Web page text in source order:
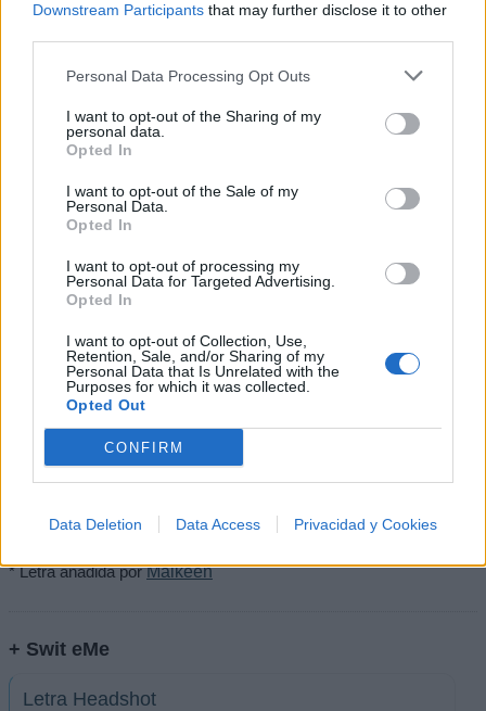
Downstream Participants that may further disclose it to other
Personal Data Processing Opt Outs
I want to opt-out of the Sharing of my
personal data.
Opted In
I want to opt-out of the Sale of my
Personal Data.
Opted In
I want to opt-out of processing my
Personal Data for Targeted Advertising.
Opted In
I want to opt-out of Collection, Use,
Retention, Sale, and/or Sharing of my
Personal Data that Is Unrelated with the
Purposes for which it was collected.
Opted Out
CONFIRM
Data Deletion Data Access Privacidad y Cookies
Puntuar 'Hoy Llueve'
¿Qué te parece esta canción?
3,75
4 votos
Imprimir letra
* Letra añadida porMaikeen
+ Swit eMe
Letra Headshot